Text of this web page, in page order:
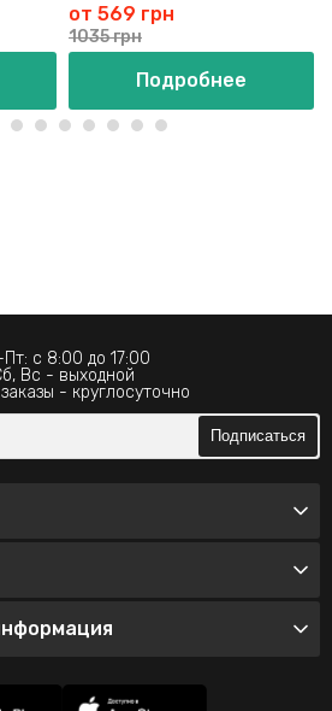
от 569 грн
1035 грн
Подробнее
с 8:00 до 17:00
Вс - выходной
- круглосуточно
Подписаться